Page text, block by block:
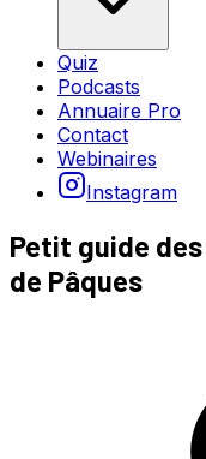
Quiz
Podcasts
Annuaire Pro
Contact
Webinaires
Instagram
Petit guide
de Pâques